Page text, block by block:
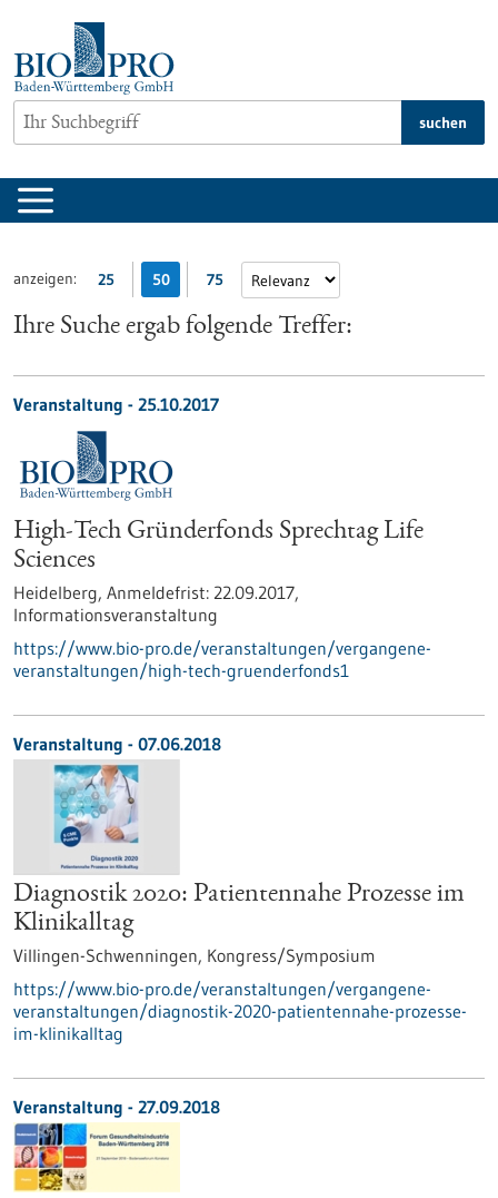
springen
suchen
anzeigen: 25 50 75
Ihre Suche ergab folgende Treffer:
Veranstaltung - 25.10.2017
High-Tech Gründerfonds Sprechtag Life
Sciences
Heidelberg, Anmeldefrist: 22.09.2017,
Informationsveranstaltung
https://www.bio-pro.de/veranstaltungen/vergangene-
veranstaltungen/high-tech-gruenderfonds1
Veranstaltung - 07.06.2018
Diagnostik 2020: Patientennahe Prozesse im
Klinikalltag
Villingen-Schwenningen, Kongress/Symposium
https://www.bio-pro.de/veranstaltungen/vergangene-
veranstaltungen/diagnostik-2020-patientennahe-prozesse-
im-klinikalltag
Veranstaltung - 27.09.2018